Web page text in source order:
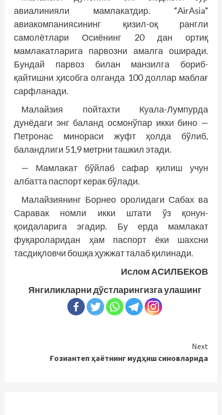
авиалинияли мамлакатдир. “AirAsia”
авиакомпаниясининг қизил-оқ рангли
самолётлари Осиёнинг 20 дан ортиқ
мамлакатларига парвозни амалга оширади.
Бундай парвоз билан манзилга бориб-
қайтишни ҳисобга олганда 100 доллар маблағ
сарфланади.
Малайзия пойтахти Куала-Лумпурда
дунёдаги энг баланд осмонўпар икки бино —
Петронас минораси жуфт ҳолда бўлиб,
баландлиги 51,9 метр­ни ташкил этади.
— Мамлакат бўйлаб сафар қилиш учун
албатта паспорт керак бўлади.
Малайзиянинг Борнео оролидаги Сабах ва
Саравак номли икки штати ўз қонун-
қоидаларига эгадир. Бу ерда мамлакат
фуқароларидан ҳам паспорт ёки шахсни
тасдиқловчи бошқа ҳужжат талаб қилинади.
Ислом АСИЛБЕКОВ
Янгиликларни дўстларингизга улашинг
Reading
Next
Ғозиантеп ҳаётнинг мудҳиш синовларида